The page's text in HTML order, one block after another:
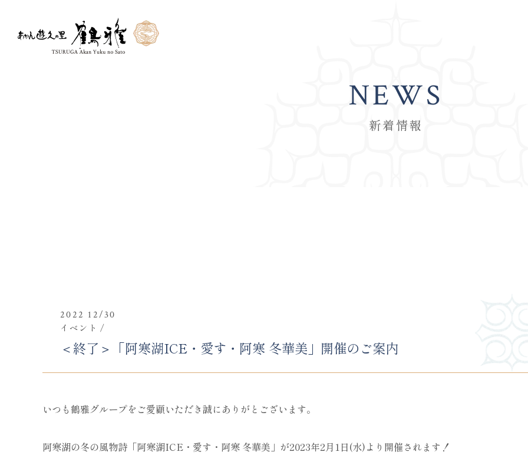
NEWS
新着情報
2022 12/30
イベント
＜終了＞「阿寒湖ICE・愛す・阿寒 冬華美」開催のご案内
いつも鶴雅グループをご愛顧いただき誠にありがとございます。
阿寒湖の冬の風物詩「阿寒湖ICE・愛す・阿寒 冬華美」が2023年2月1日(水)より開催されます！